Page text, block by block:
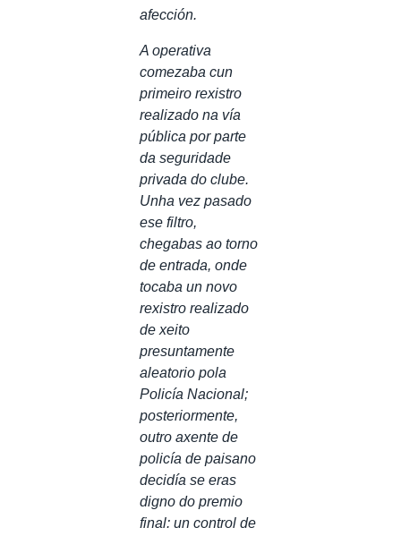
afección.
A operativa
comezaba cun
primeiro rexistro
realizado na vía
pública por parte
da seguridade
privada do clube.
Unha vez pasado
ese filtro,
chegabas ao torno
de entrada, onde
tocaba un novo
rexistro realizado
de xeito
presuntamente
aleatorio pola
Policía Nacional;
posteriormente,
outro axente de
policía de paisano
decidía se eras
digno do premio
final: un control de